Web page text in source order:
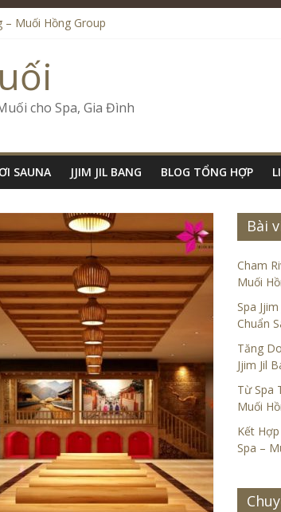
– Muối Hồng Group
Muối Hồng Group
Chuẩn Sao – Muối Hồng Group
& Jjim Jil Bang – Muối Hồng Group
cho Spa, Gia Đình
SAUNA JJIM JIL BANG BLOG TỔNG HỢP
Bài
Cham
Muối
Spa
Chuẩn
Tăng
Jjim Jil
Từ Spa
Muối
Kết
Spa –